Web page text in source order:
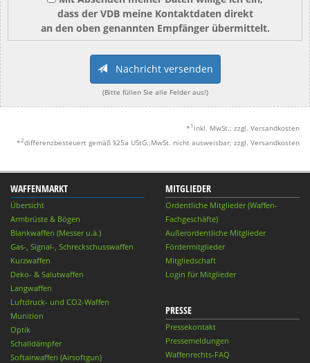
dass der VDB meine Kontaktdaten direkt
an den oben genannten Empfänger übermittelt.
Nachricht versenden
(Bitte füllen Sie alle Felder aus!)
* 1 inkl. MwSt.; zzgl. Versandkosten
*2differenzbesteuert gemäß §25a UStG.;MwSt. nicht ausweisbar; zzgl. Versandkosten
WAFFENMARKT
Übersicht
Armbrüste & Bögen
Blankwaffen (Messer u.ä.)
Gas-, Signal-, Schreckschusswaffen
Kurzwaffen
Deko- & Salutwaffen
Langwaffen
Luftdruck- und CO2-Waffen
Munition
Optik
Schalldämpfer
Softairwaffen (Airsoftgun)
MITGLIEDER
Ordentliche Mitglieder (Waffen-
Fachgeschäfte)
Außerordentliche Mitglieder
Fördermitglieder
Mitgliedschaft
Login für Mitglieder
PRESSE
Pressekontakt
Pressemeldungen
Waffenrechts-FAQ